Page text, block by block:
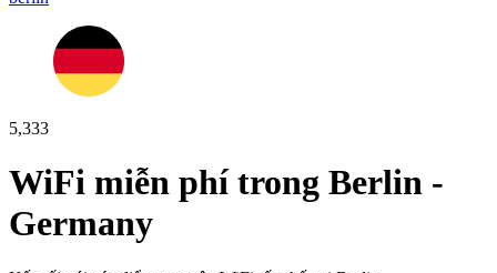
5,333
WiFi miễn phí trong Berlin -
Germany